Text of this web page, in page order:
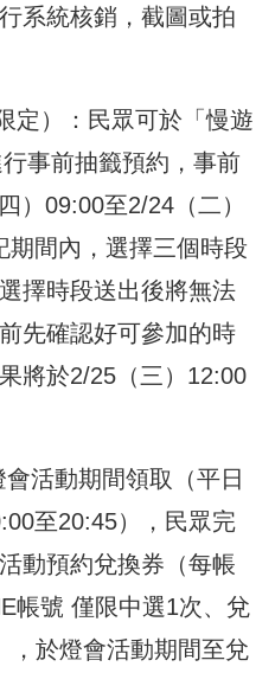
系統核銷，截圖或拍
定）：民眾可於「慢遊
事前抽籤預約，事前
）09:00至2/24（二）
期間內，選擇三個時段
擇時段送出後將無法
先確認好可參加的時
將於2/25（三）12:00
活動期間領取（平日
至20:45），民眾完
動預約兌換券（每帳
帳號 僅限中選1次、兌
，於燈會活動期間至兌